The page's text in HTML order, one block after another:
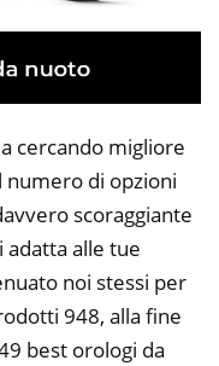
cercando migliore
numero di opzioni
scoraggiante
adatta alle tue
noi stessi per
948, alla fine
best orologi da